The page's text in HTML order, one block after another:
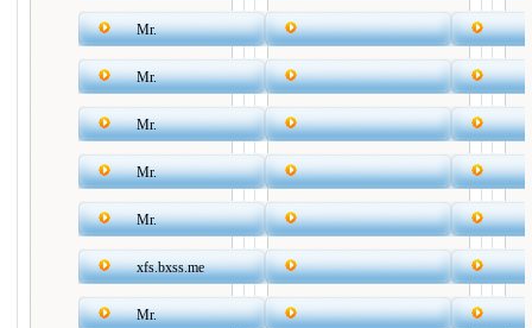
Mr.
Mr.
Mr.
Mr.
Mr.
xfs.bxss.me
Mr.